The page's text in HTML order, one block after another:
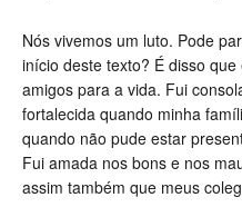
Nós vivemos um luto. Pode
início deste texto? É disso
amigos para a vida. Fui
fortalecida quando minha
quando não pude estar
Fui amada nos bons e nos
assim também que meus